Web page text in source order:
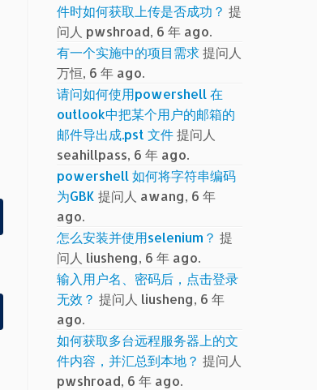
件时如何获取上传是否成功？ 提
问人 pwshroad, 6 年 ago.
有一个实施中的项目需求提问人
万恒, 6 年 ago.
请问如何使用powershell 在
outlook中把某个用户的邮箱的
邮件导出成.pst 文件提问人
seahillpass, 6 年 ago.
powershell 如何将字符串编码
为GBK 提问人 awang, 6 年
ago.
怎么安装并使用selenium？ 提
问人 liusheng, 6 年 ago.
输入用户名、密码后，点击登录
无效？ 提问人 liusheng, 6 年
ago.
如何获取多台远程服务器上的文
件内容，并汇总到本地？ 提问人
pwshroad, 6 年 ago.